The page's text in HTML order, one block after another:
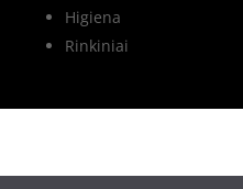
Higiena
Rinkiniai